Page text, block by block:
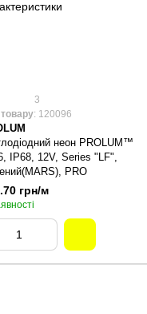
3
: 120096
неон PROLUM™
IP68, 12V, Series "LF",
PRO
грн/м